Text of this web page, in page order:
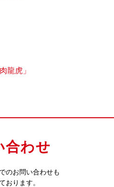
龍虎」
合わせ
のお問い合わせも
おります。